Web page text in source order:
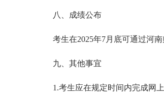
八、成绩公布
考生在2025年7月底可通过河
九、其他事宜
1.考生应在规定时间内完成网